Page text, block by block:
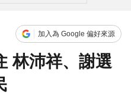
加入為 Google 偏好來源
林沛祥、謝選